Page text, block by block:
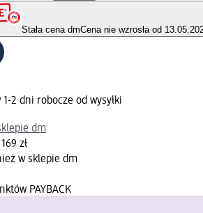
Stała cena dmCena nie wzrosła od
2 dni robocze od wysyłki
dm
zł
w sklepie dm
PAYBACK